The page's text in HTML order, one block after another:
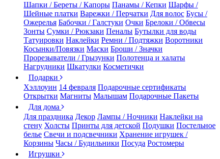
Шапки / Береты / Капоры Панамы / Кепки Шарфы /
Шейные платки Варежки / Перчатки Для волос Бусы /
Ожерелья Бабочки / Галстуки Очки Брелоки / Обвесы
Зонты Сумки / Рюкзаки Пеналы Бутылки для воды
Татуировки Наклейки Ремни / Подтяжки Воротники
Косынки/Повязки Маски Броши / Значки
Прорезыватели / Грызунки Полотенца и халаты
Нагрудники Шкатулки Косметички
Подарки
Хэллоуин 14 февраля Подарочные сертификаты
Открытки Магниты Малышам Подарочные Пакеты
Для дома
Для праздника Декор Лампы / Ночники Наклейки на
стену Холсты Принты для детской Подушки Постельное
белье Свечи и подсвечники Хранение игрушек /
Корзины Часы / Будильники Посуда Ростомеры
Игрушки